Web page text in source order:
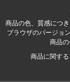
商品の色、質感につ
ブラウザのバージョ
商品の
商品に関する